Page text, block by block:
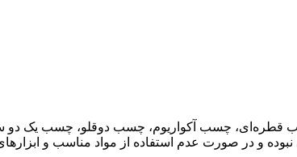
چسب آکواریوم، چسب دوقلو، چسب یک دو
نبوده و در صورت عدم استفاده از مواد مناسب و